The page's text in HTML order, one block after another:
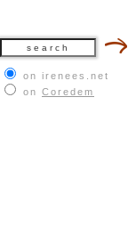
on irenees.net
on Coredem